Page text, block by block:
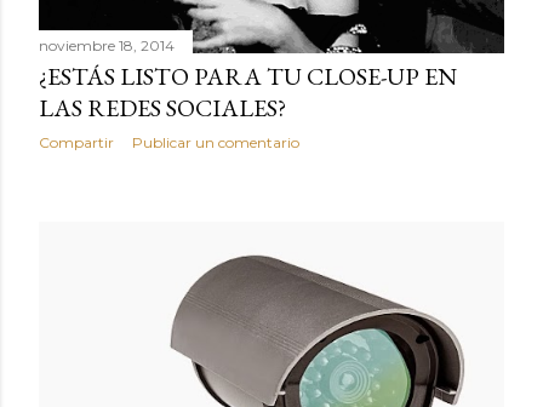
noviembre 18, 2014
¿ESTÁS LISTO PARA TU CLOSE-UP EN
LAS REDES SOCIALES?
Compartir Publicar un comentario